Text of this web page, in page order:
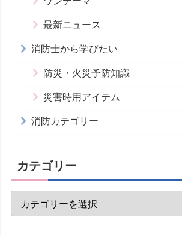
最新ニュース
消防士から学びたい
防災・火災予防知識
災害時用アイテム
消防カテゴリー
カテゴリー